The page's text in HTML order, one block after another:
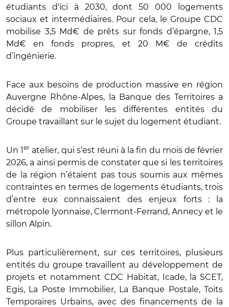
étudiants d'ici à 2030, dont 50 000 logements
sociaux et intermédiaires. Pour cela, le Groupe CDC
mobilise 3,5 Md€ de prêts sur fonds d’épargne, 1,5
Md€ en fonds propres, et 20 M€ de crédits
d’ingénierie.
Face aux besoins de production massive en région
Auvergne Rhône-Alpes, la Banque des Territoires a
décidé de mobiliser les différentes entités du
Groupe travaillant sur le sujet du logement étudiant.
Un 1er atelier, qui s’est réuni à la fin du mois de février
2026, a ainsi permis de constater que si les territoires
de la région n’étaient pas tous soumis aux mêmes
contraintes en termes de logements étudiants, trois
d’entre eux connaissaient des enjeux forts : la
métropole lyonnaise, Clermont-Ferrand, Annecy et le
sillon Alpin.
Plus particulièrement, sur ces territoires, plusieurs
entités du groupe travaillent au développement de
projets et notamment CDC Habitat, Icade, la SCET,
Egis, La Poste Immobilier, La Banque Postale, Toits
Temporaires Urbains, avec des financements de la